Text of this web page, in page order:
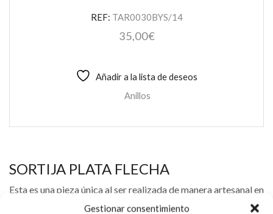
Gestionar consentimiento
REF: TAR0030BYS/14
35,00€
Añadir a la lista de deseos
Anillos
SORTIJA PLATA FLECHA
Esta es una pieza única al ser realizada de manera artesanal en
nuestros talleres de Madrid, España. Es por ello por lo que sus